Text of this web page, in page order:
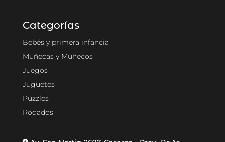
Categorías
Bebés y primera infancia
Muñecas y Muñecos
Juegos
Juguetes
Puzzles
Rodados